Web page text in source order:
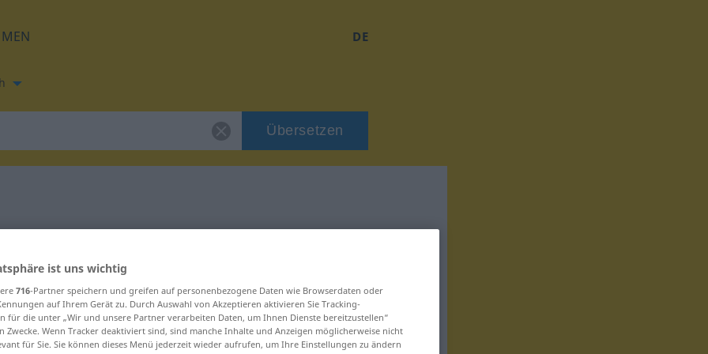
DE
Übersetzen
für "Rage"
ist uns wichtig
716-Partner speichern und greifen auf personenbezogene Daten wie Browserdaten oder
auf Ihrem Gerät zu. Durch Auswahl von Akzeptieren aktivieren Sie Tracking-
für die unter „Wir und unsere Partner verarbeiten Daten, um Ihnen Dienste bereitzustellen“
Zwecke. Wenn Tracker deaktiviert sind, sind manche Inhalte und Anzeigen möglicherweise nicht
für Sie. Sie können dieses Menü jederzeit wieder aufrufen, um Ihre Einstellungen zu ändern